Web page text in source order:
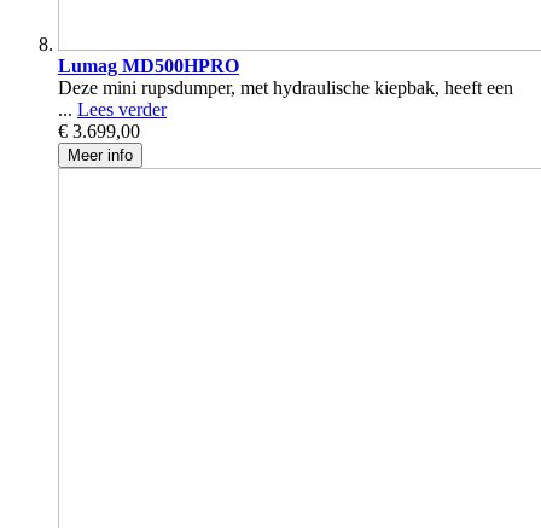
Lumag MD500HPRO
Deze mini rupsdumper, met hydraulische kiepbak, heeft een
... Lees verder
€ 3.699,00
Meer info